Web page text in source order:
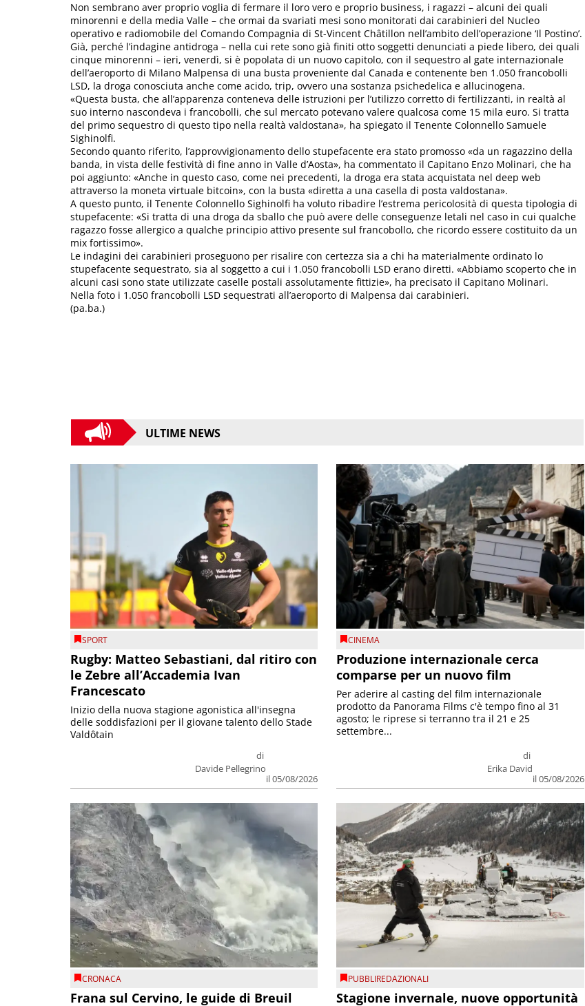
Non sembrano aver proprio voglia di fermare il loro vero e proprio business, i ragazzi – alcuni dei quali
minorenni e della media Valle – che ormai da svariati mesi sono monitorati dai carabinieri del Nucleo
operativo e radiomobile del Comando Compagnia di St-Vincent Châtillon nell’ambito dell’operazione ‘Il Postino’.
Già, perché l’indagine antidroga – nella cui rete sono già finiti otto soggetti denunciati a piede libero, dei quali
cinque minorenni – ieri, venerdì, si è popolata di un nuovo capitolo, con il sequestro al gate internazionale
dell’aeroporto di Milano Malpensa di una busta proveniente dal Canada e contenente ben 1.050 francobolli
LSD, la droga conosciuta anche come acido, trip, ovvero una sostanza psichedelica e allucinogena.
«Questa busta, che all’apparenza conteneva delle istruzioni per l’utilizzo corretto di fertilizzanti, in realtà al
suo interno nascondeva i francobolli, che sul mercato potevano valere qualcosa come 15 mila euro. Si tratta
del primo sequestro di questo tipo nella realtà valdostana», ha spiegato il Tenente Colonnello Samuele
Sighinolfi.
Secondo quanto riferito, l’approvvigionamento dello stupefacente era stato promosso «da un ragazzino della
banda, in vista delle festività di fine anno in Valle d’Aosta», ha commentato il Capitano Enzo Molinari, che ha
poi aggiunto: «Anche in questo caso, come nei precedenti, la droga era stata acquistata nel deep web
attraverso la moneta virtuale bitcoin», con la busta «diretta a una casella di posta valdostana».
A questo punto, il Tenente Colonnello Sighinolfi ha voluto ribadire l’estrema pericolosità di questa tipologia di
stupefacente: «Si tratta di una droga da sballo che può avere delle conseguenze letali nel caso in cui qualche
ragazzo fosse allergico a qualche principio attivo presente sul francobollo, che ricordo essere costituito da un
mix fortissimo».
Le indagini dei carabinieri proseguono per risalire con certezza sia a chi ha materialmente ordinato lo
stupefacente sequestrato, sia al soggetto a cui i 1.050 francobolli LSD erano diretti. «Abbiamo scoperto che in
alcuni casi sono state utilizzate caselle postali assolutamente fittizie», ha precisato il Capitano Molinari.
Nella foto i 1.050 francobolli LSD sequestrati all’aeroporto di Malpensa dai carabinieri.
(pa.ba.)
ULTIME NEWS
SPORT
Rugby: Matteo Sebastiani, dal ritiro con
le Zebre all’Accademia Ivan
Francescato
di
Davide Pellegrino
il 05/08/2026
Inizio della nuova stagione agonistica all'insegna
delle soddisfazioni per il giovane talento dello Stade
Valdôtain
CINEMA
Produzione internazionale cerca
comparse per un nuovo film
di
Erika David
il 05/08/2026
Per aderire al casting del film internazionale
prodotto da Panorama Films c'è tempo fino al 31
agosto; le riprese si terranno tra il 21 e 25
settembre...
CRONACA
Frana sul Cervino, le guide di Breuil
PUBBLIREDAZIONALI
Stagione invernale, nuove opportunità